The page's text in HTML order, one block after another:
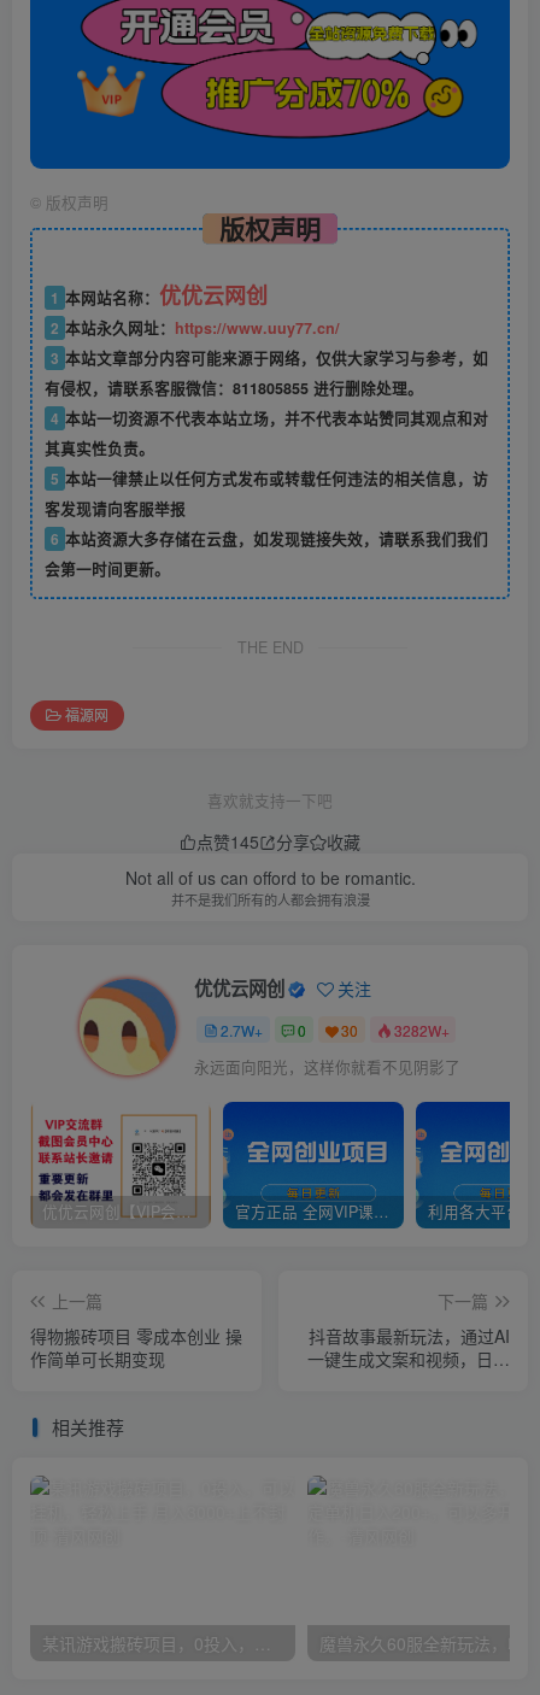
© 版权声明
版权声明
1 本网站名称： 优优云网创
2 本站永久网址： https://www.uuy77.cn/
3 本站文章部分内容可能来源于网络，仅供大家学习与参考，如
有侵权，请联系客服微信：811805855 进行删除处理。
4 本站一切资源不代表本站立场，并不代表本站赞同其观点和对
其真实性负责。
5 本站一律禁止以任何方式发布或转载任何违法的相关信息，访
客发现请向客服举报
6 本站资源大多存储在云盘，如发现链接失效，请联系我们我们
会第一时间更新。
THE END
福源网
喜欢就支持一下吧
点赞145 分享
收藏
Not all of us can offord to be romantic.
并不是我们所有的人都会拥有浪漫
优优云网创 关注
2.7W+ 0 30 3282W+
永远面向阳光，这样你就看不见阴影了
优优云网创【VIP会员专属交流群】 官方正品 全网VIP课程 无损下载~
上一篇
得物搬砖项目 零成本创业 操
作简单可长期变现
下一篇
抖音故事最新玩法，通过AI
一键生成文案和视频，日收
相关推荐
某讯游戏搬砖项目，0投入，可以挂机，轻松上手,月入3000+上不封顶